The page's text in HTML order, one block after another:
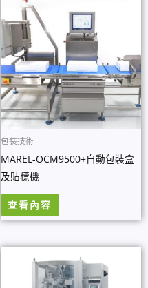
包裝技術
MAREL-OCM9500+自動包裝盒
及貼標機
查看內容